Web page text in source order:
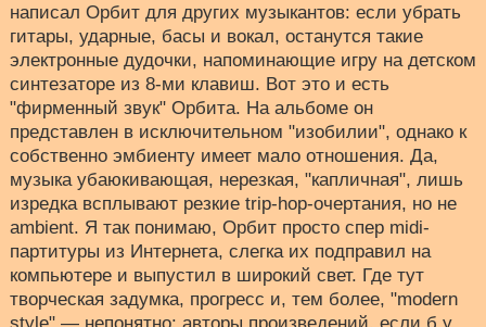
написал Орбит для других музыкантов: если убрать
гитары, ударные, басы и вокал, останутся такие
электронные дудочки, напоминающие игру на детском
синтезаторе из 8-ми клавиш. Вот это и есть
"фирменный звук" Орбита. На альбоме он
представлен в исключительном "изобилии", однако к
собственно эмбиенту имеет мало отношения. Да,
музыка убаюкивающая, нерезкая, "капличная", лишь
изредка всплывают резкие trip-hop-очертания, но не
ambient. Я так понимаю, Орбит просто спер midi-
партитуры из Интернета, слегка их подправил на
компьютере и выпустил в широкий свет. Где тут
творческая задумка, прогресс и, тем более, "modern